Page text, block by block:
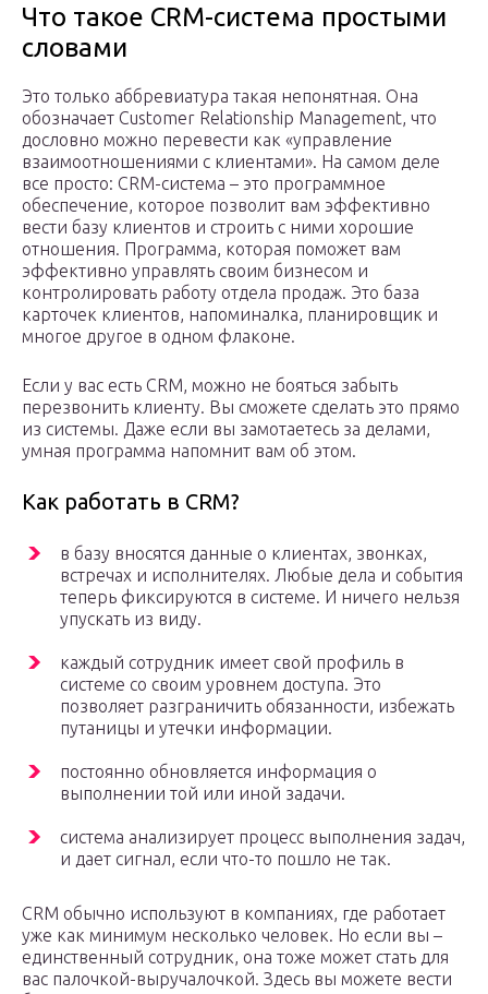
Что такое CRM-система простыми
словами
Это только аббревиатура такая непонятная. Она
обозначает Customer Relationship Management, что
дословно можно перевести как «управление
взаимоотношениями с клиентами». На самом деле
все просто: CRM-система – это программное
обеспечение, которое позволит вам эффективно
вести базу клиентов и строить с ними хорошие
отношения. Программа, которая поможет вам
эффективно управлять своим бизнесом и
контролировать работу отдела продаж. Это база
карточек клиентов, напоминалка, планировщик и
многое другое в одном флаконе.
Если у вас есть CRM, можно не бояться забыть
перезвонить клиенту. Вы сможете сделать это прямо
из системы. Даже если вы замотаетесь за делами,
умная программа напомнит вам об этом.
Как работать в CRM?
в базу вносятся данные о клиентах, звонках,
встречах и исполнителях. Любые дела и события
теперь фиксируются в системе. И ничего нельзя
упускать из виду.
каждый сотрудник имеет свой профиль в
системе со своим уровнем доступа. Это
позволяет разграничить обязанности, избежать
путаницы и утечки информации.
постоянно обновляется информация о
выполнении той или иной задачи.
система анализирует процесс выполнения задач,
и дает сигнал, если что-то пошло не так.
CRM обычно используют в компаниях, где работает
уже как минимум несколько человек. Но если вы –
единственный сотрудник, она тоже может стать для
вас палочкой-выручалочкой. Здесь вы можете вести